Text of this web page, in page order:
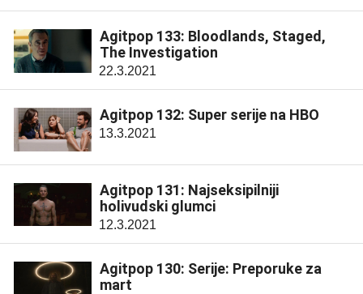
Agitpop 133: Bloodlands, Staged,
The Investigation
22.3.2021
Agitpop 132: Super serije na HBO
13.3.2021
Agitpop 131: Najseksipilniji
holivudski glumci
12.3.2021
Agitpop 130: Serije: Preporuke za
mart